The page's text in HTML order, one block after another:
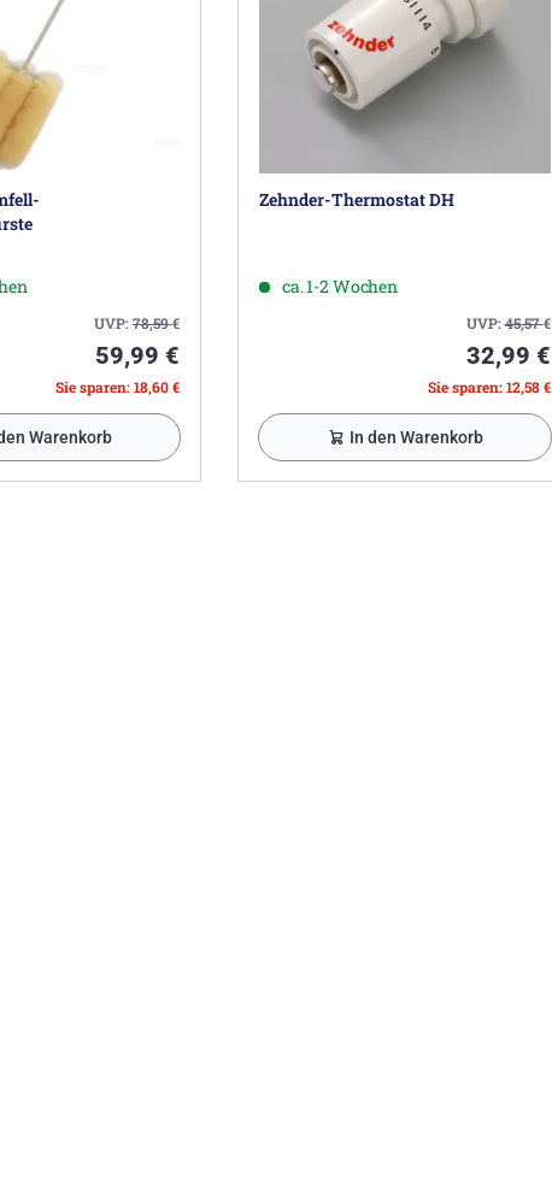
UVP:78,59€
59,99 €
Sie sparen: 18,60 €
Warenkorb
Zehnder-Thermostat DH
ca. 1-2 Wochen
UVP:45,57€
32,99 €
Sie sparen: 12,58 €
In den Warenkorb